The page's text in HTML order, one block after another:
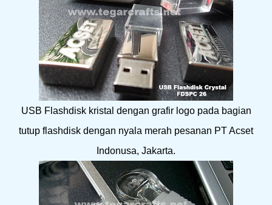
USB Flashdisk kristal dengan grafir logo pada bagian
tutup flashdisk dengan nyala merah pesanan PT Acset
Indonusa, Jakarta.